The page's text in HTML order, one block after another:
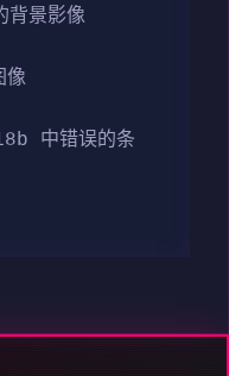
景影像
像
中错误的条